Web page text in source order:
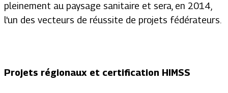
pleinement au paysage sanitaire et sera, en 2014,
l'un des vecteurs de réussite de projets fédérateurs.
Projets régionaux et certification HIMSS